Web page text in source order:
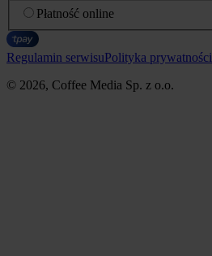
Płatność online
Regulamin serwisuPolityka prywatności
© 2026, Coffee Media Sp. z o.o.